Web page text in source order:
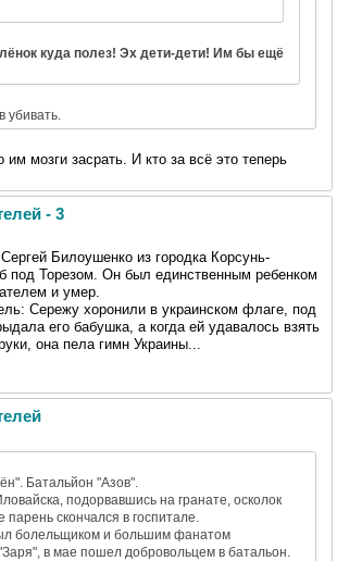
куда полез! Эх дети-дети! Им бы ещё
убивать.
мозги засрать. И кто за всё это теперь
- 3
Билоушенко из городка Корсунь-
под Торезом. Он был единственным ребенком
и умер.
Сережу хоронили в украинском флаге, под
его бабушка, а когда ей удавалось взять
она пела гимн Украины...
Батальйон "Азов".
подорвавшись на гранате, осколок
парень скончался в госпитале.
болельщиком и большим фанатом
в мае пошел добровольцем в батальон.